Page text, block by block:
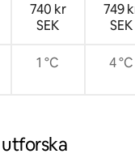
740 kr
SEK
749
SEK
1 °C 4 °C